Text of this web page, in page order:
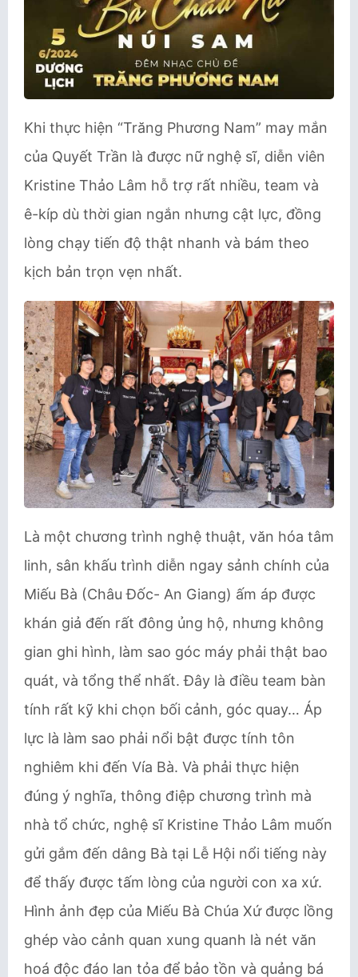
Khi thực hiện “Trăng Phương Nam” may mắn
của Quyết Trần là được nữ nghệ sĩ, diễn viên
Kristine Thảo Lâm hỗ trợ rất nhiều, team và
ê-kíp dù thời gian ngắn nhưng cật lực, đồng
lòng chạy tiến độ thật nhanh và bám theo
kịch bản trọn vẹn nhất.
Là một chương trình nghệ thuật, văn hóa tâm
linh, sân khấu trình diễn ngay sảnh chính của
Miếu Bà (Châu Đốc- An Giang) ấm áp được
khán giả đến rất đông ủng hộ, nhưng không
gian ghi hình, làm sao góc máy phải thật bao
quát, và tổng thể nhất. Đây là điều team bàn
tính rất kỹ khi chọn bối cảnh, góc quay… Áp
lực là làm sao phải nổi bật được tính tôn
nghiêm khi đến Vía Bà. Và phải thực hiện
đúng ý nghĩa, thông điệp chương trình mà
nhà tổ chức, nghệ sĩ Kristine Thảo Lâm muốn
gửi gắm đến dâng Bà tại Lễ Hội nổi tiếng này
để thấy được tấm lòng của người con xa xứ.
Hình ảnh đẹp của Miếu Bà Chúa Xứ được lồng
ghép vào cảnh quan xung quanh là nét văn
hoá độc đáo lan tỏa để bảo tồn và quảng bá